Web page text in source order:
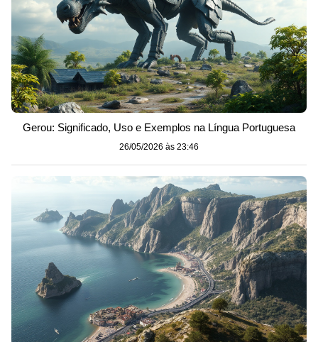
Gerou: Significado, Uso e Exemplos na Língua Portuguesa
26/05/2026 às 23:46